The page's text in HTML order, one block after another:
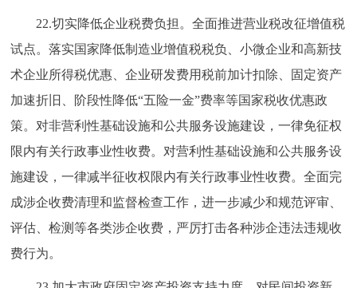
22.切实降低企业税费负担。全面推进营业税改征增值税
试点。落实国家降低制造业增值税税负、小微企业和高新技
术企业所得税优惠、企业研发费用税前加计扣除、固定资产
加速折旧、阶段性降低“五险一金”费率等国家税收优惠政
策。对非营利性基础设施和公共服务设施建设，一律免征权
限内有关行政事业性收费。对营利性基础设施和公共服务设
施建设，一律减半征收权限内有关行政事业性收费。全面完
成涉企收费清理和监督检查工作，进一步减少和规范评审、
评估、检测等各类涉企收费，严厉打击各种涉企违法违规收
费行为。